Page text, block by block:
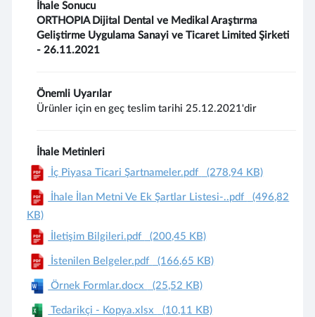
İhale Sonucu
ORTHOPIA Dijital Dental ve Medikal Araştırma
Geliştirme Uygulama Sanayi ve Ticaret Limited Şirketi
- 26.11.2021
Önemli Uyarılar
Ürünler için en geç teslim tarihi 25.12.2021'dir
İhale Metinleri
İç Piyasa Ticari Şartnameler.pdf
(278,94 KB)
İhale İlan Metni Ve Ek Şartlar Listesi-..pdf
(496,82
KB)
İletişim Bilgileri.pdf
(200,45 KB)
İstenilen Belgeler.pdf (166,65 KB)
Örnek Formlar.docx (25,52 KB)
Tedarikçi - Kopya.xlsx (10,11 KB)